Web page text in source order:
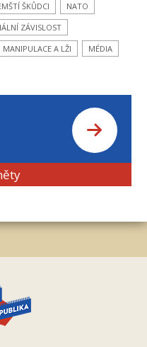
ŠKŮDCI
NATO
ZÁVISLOST
MANIPULACE A LŽI MÉDIA